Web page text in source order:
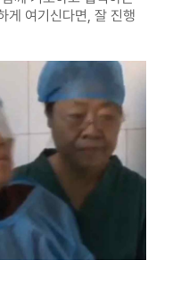
게 여기신다면, 잘 진행